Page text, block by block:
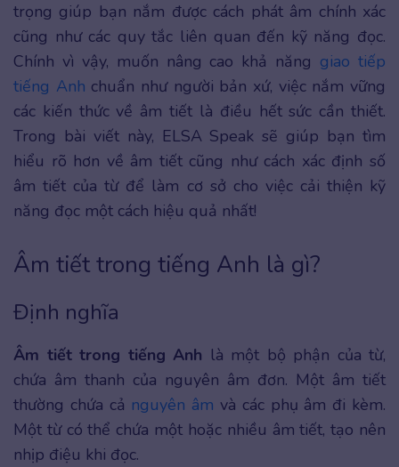
trọng giúp bạn nắm được cách phát âm chính xác
cũng như các quy tắc liên quan đến kỹ năng đọc.
Chính vì vậy, muốn nâng cao khả năng giao tiếp
tiếng Anh chuẩn như người bản xứ, việc nắm vững
các kiến thức về âm tiết là điều hết sức cần thiết.
Trong bài viết này, ELSA Speak sẽ giúp bạn tìm
hiểu rõ hơn về âm tiết cũng như cách xác định số
âm tiết của từ để làm cơ sở cho việc cải thiện kỹ
năng đọc một cách hiệu quả nhất!
Âm tiết trong tiếng Anh là gì?
Định nghĩa
Âm tiết trong tiếng Anh là một bộ phận của từ,
chứa âm thanh của nguyên âm đơn. Một âm tiết
thường chứa cả nguyên âm và các phụ âm đi kèm.
Một từ có thể chứa một hoặc nhiều âm tiết, tạo nên
nhịp điệu khi đọc.